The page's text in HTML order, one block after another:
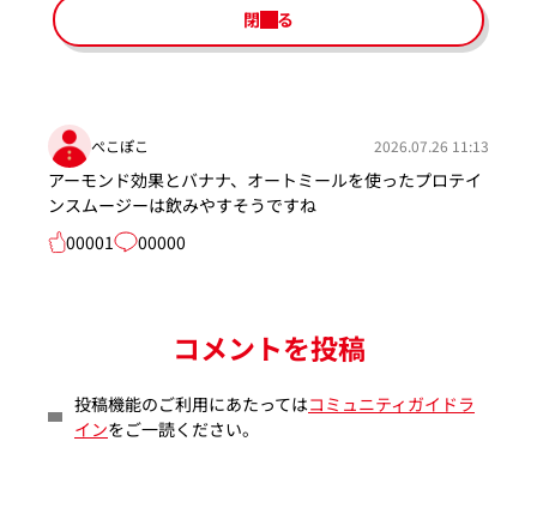
閉じる
ぺこぽこ 2026.07.26 11:13
アーモンド効果とバナナ、オートミールを使ったプロテイ
ンスムージーは飲みやすそうですね
00001
00000
コメントを投稿
投稿機能のご利用にあたってはコミュニティガイドラ
インをご一読ください。